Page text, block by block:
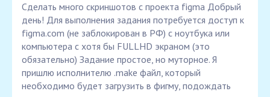
Сделать много скриншотов с проекта figma Добрый
день! Для выполнения задания потребуется доступ к
figma.com (не заблокирован в РФ) с ноутбука или
компьютера с хотя бы FULLHD экраном (это
обязательно) Задание простое, но муторное. Я
пришлю исполнителю .make файл, который
необходимо будет загрузить в фигму, подождать